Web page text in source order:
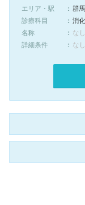
エリア・駅
群
診療科目
消
名称
なし
詳細条件
な